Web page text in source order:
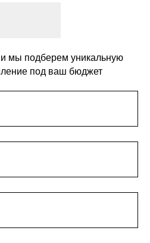
мы подберем уникальную
под ваш бюджет